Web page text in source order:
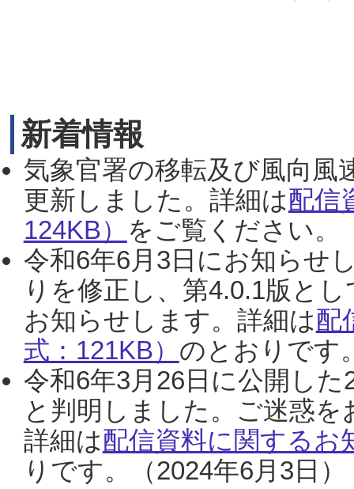
新着情報
気象官署の移転及び風向風
更新しました。詳細は配信
124KB） をご覧ください。
令和6年6月3日にお知らせ
りを修正し、第4.0.1版と
お知らせします。詳細は配
式：121KB） のとおりです
令和6年3月26日に公開し
と判明しました。ご迷惑
詳細は配信資料に関するお
りです。（2024年6月3日）